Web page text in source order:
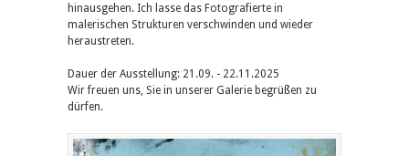
hinausgehen. Ich lasse das Fotografierte in
malerischen Strukturen verschwinden und wieder
heraustreten.
Dauer der Ausstellung: 21.09. - 22.11.2025
Wir freuen uns, Sie in unserer Galerie begrüßen zu
dürfen.